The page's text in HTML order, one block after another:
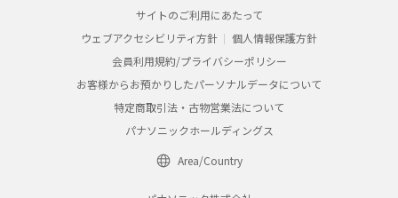
サイトのご利用にあたって
ウェブアクセシビリティ方針
個人情報保護方針
会員利用規約/プライバシーポリシー
お客様からお預かりしたパーソナルデータについて
特定商取引法・古物営業法について
パナソニックホールディングス
Area/Country